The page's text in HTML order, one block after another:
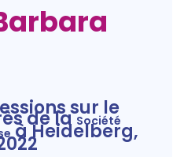
sur le
de laSociété
à Heidelberg,